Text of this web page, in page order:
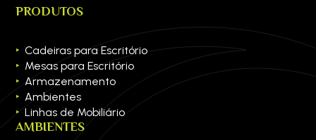
PRODUTOS
Cadeiras para Escritório
Mesas para Escritório
Armazenamento
Ambientes
Linhas de Mobiliário
AMBIENTES